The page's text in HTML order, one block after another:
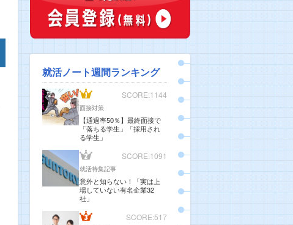
就活ノート週間ランキング
SCORE:1144
面接対策
【通過率50％】最終面接で
「落ちる学生」「採用され
る学生」
SCORE:1091
就活特集記事
意外と知らない！「実は上
場していない有名企業32
社」
SCORE:517